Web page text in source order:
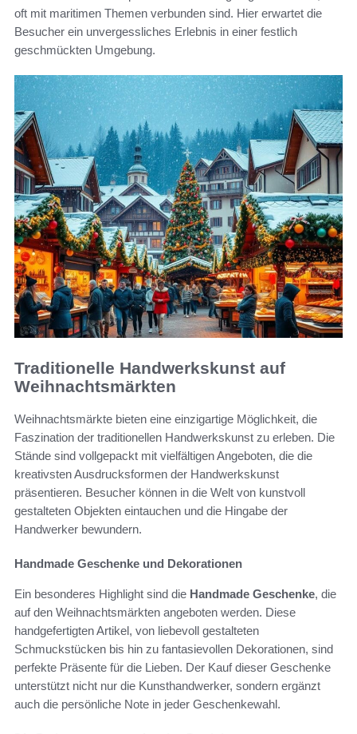
oft mit maritimen Themen verbunden sind. Hier erwartet die
Besucher ein unvergessliches Erlebnis in einer festlich
geschmückten Umgebung.
Traditionelle Handwerkskunst auf
Weihnachtsmärkten
Weihnachtsmärkte bieten eine einzigartige Möglichkeit, die
Faszination der traditionellen Handwerkskunst zu erleben. Die
Stände sind vollgepackt mit vielfältigen Angeboten, die die
kreativsten Ausdrucksformen der Handwerkskunst
präsentieren. Besucher können in die Welt von kunstvoll
gestalteten Objekten eintauchen und die Hingabe der
Handwerker bewundern.
Handmade Geschenke und Dekorationen
Ein besonderes Highlight sind die Handmade Geschenke, die
auf den Weihnachtsmärkten angeboten werden. Diese
handgefertigten Artikel, von liebevoll gestalteten
Schmuckstücken bis hin zu fantasievollen Dekorationen, sind
perfekte Präsente für die Lieben. Der Kauf dieser Geschenke
unterstützt nicht nur die Kunsthandwerker, sondern ergänzt
auch die persönliche Note in jeder Geschenkewahl.